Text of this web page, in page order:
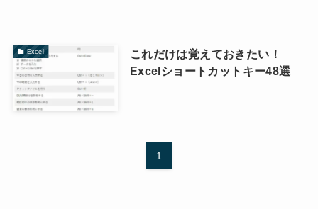
Excel
これだけは覚えておきたい！
Excelショートカットキー48選
1